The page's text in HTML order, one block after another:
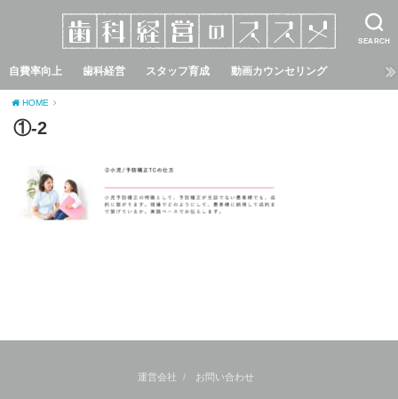
SEARCH
自費率向上 歯科経営 スタッフ育成 動画カウンセリング
HOME
①-2
運営会社 お問い合わせ